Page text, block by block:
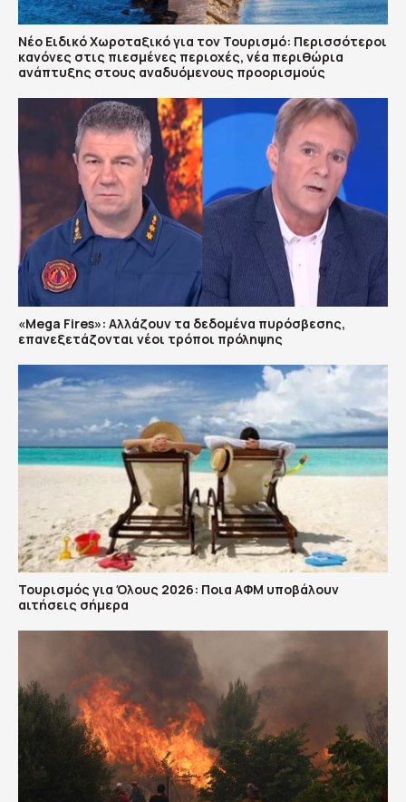
Νέο Ειδικό Χωροταξικό για τον Τουρισμό: Περισσότεροι
κανόνες στις πιεσμένες περιοχές, νέα περιθώρια
ανάπτυξης στους αναδυόμενους προορισμούς
«Mega Fires»: Αλλάζουν τα δεδομένα πυρόσβεσης,
επανεξετάζονται νέοι τρόποι πρόληψης
Τουρισμός για Όλους 2026: Ποια ΑΦΜ υποβάλουν
αιτήσεις σήμερα